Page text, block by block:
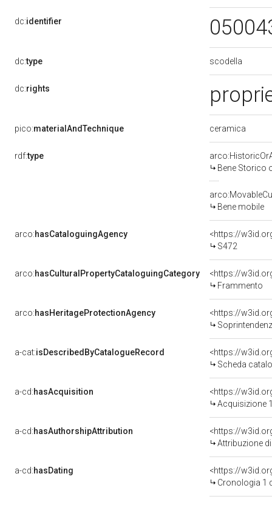
dc:identifier
dc:type scodella
dc:rights
pico:materialAndTechnique ceramica
rdf:type
Bene Storico
Bene mobile
arco:hasCataloguingAgency
<https://
S472
arco:hasCulturalPropertyCataloguingCategory
<https://
Frammento
arco:hasHeritageProtectionAgency
<https://
Soprintendenza
a-cat:isDescribedByCatalogueRecord
<https://
Scheda
a-cd:hasAcquisition
<https://
Acquisizione
a-cd:hasAuthorshipAttribution
Attribuzione
a-cd:hasDating
<https://
Cronologia 1